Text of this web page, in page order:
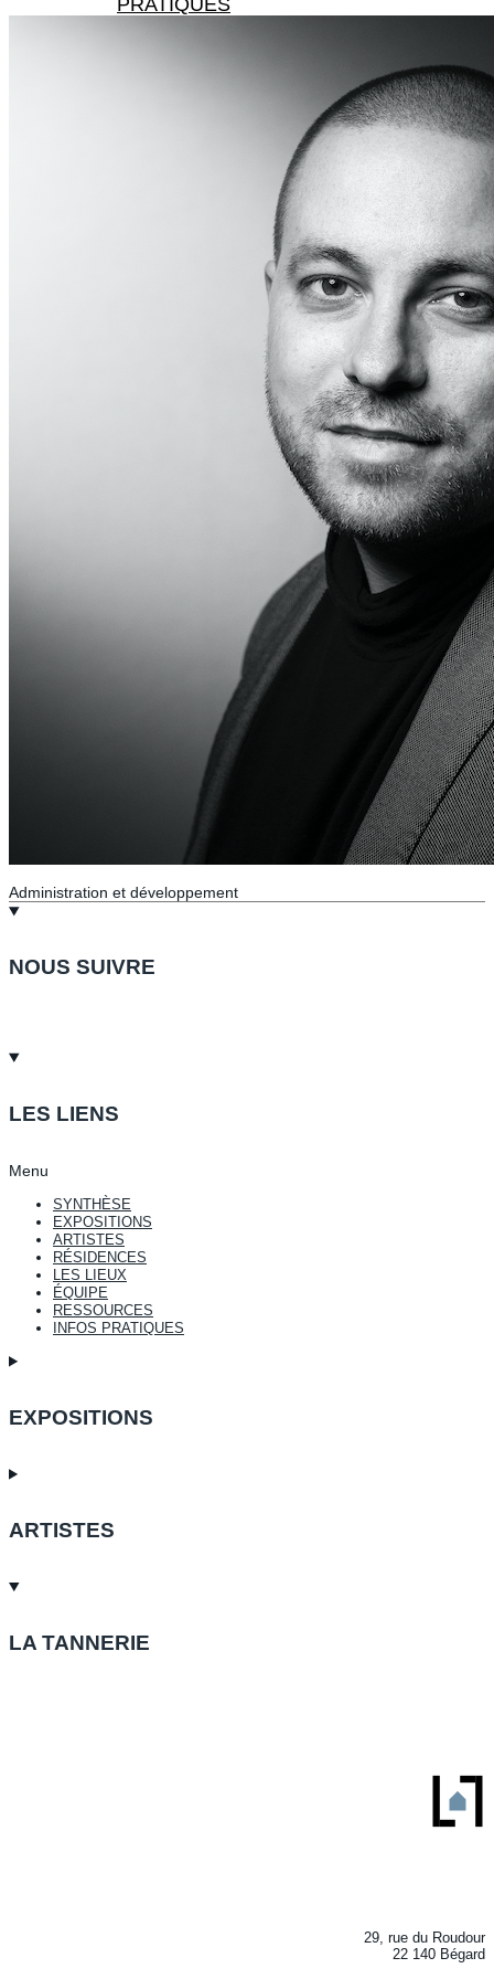
Administration et développement
NOUS SUIVRE
LES LIENS
Menu
SYNTHÈSE
EXPOSITIONS
ARTISTES
RÉSIDENCES
LES LIEUX
ÉQUIPE
RESSOURCES
INFOS PRATIQUES
EXPOSITIONS
ARTISTES
LA TANNERIE
29, rue du Roudour
22 140 Bégard